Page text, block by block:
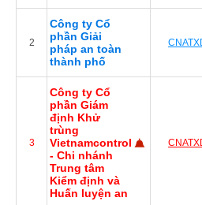
Thiết
được
KTATLĐ
nhân
có
2
Công ty Cổ
phần Giải
pháp an toàn
thành phố
3
Công ty Cổ
phần Giám
định Khử
trùng
Vietnamcontrol
- Chi nhánh
Trung tâm
Kiểm định và
Huấn luyện an